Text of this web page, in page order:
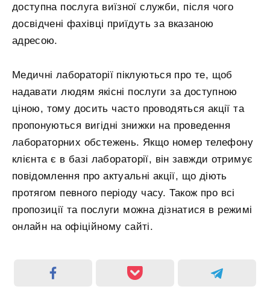
доступна послуга виїзної служби, після чого
досвідчені фахівці приїдуть за вказаною
адресою.
Медичні лабораторії піклуються про те, щоб
надавати людям якісні послуги за доступною
ціною, тому досить часто проводяться акції та
пропонуються вигідні знижки на проведення
лабораторних обстежень. Якщо номер телефону
клієнта є в базі лабораторії, він завжди отримує
повідомлення про актуальні акції, що діють
протягом певного періоду часу. Також про всі
пропозиції та послуги можна дізнатися в режимі
онлайн на офіційному сайті.